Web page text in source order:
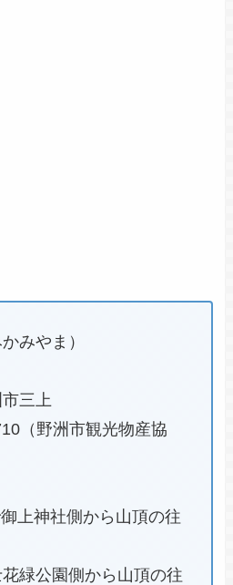
みやま）
三上
（野洲市観光物産協
上神社側から山頂の往
緑公園側から山頂の往